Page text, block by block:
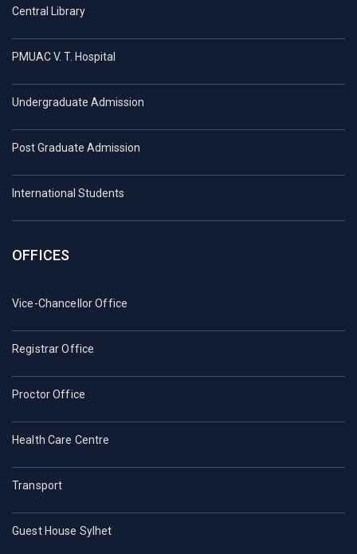
Central Library
PMUAC V. T. Hospital
Undergraduate Admission
Post Graduate Admission
International Students
OFFICES
Vice-Chancellor Office
Registrar Office
Proctor Office
Health Care Centre
Transport
Guest House Sylhet